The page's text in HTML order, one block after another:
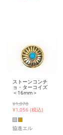
ストーンコンチ
ョ・ターコイズ
＜16mm＞
¥1,078
¥1,056 (税込)
協進エル